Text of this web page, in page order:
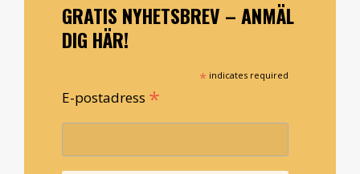
GRATIS NYHETSBREV – ANMÄL
DIG HÄR!
* indicates required
E-postadress *